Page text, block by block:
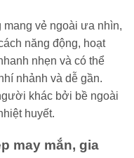
vẻ ngoài ưa nhìn,
năng động, hoạt
nhẹn và có thể
nhảnh và dễ gần.
khác bởi bề ngoài
huyết.
may mắn, gia